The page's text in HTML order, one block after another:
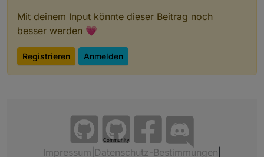
Mit deinem Input könnte dieser Beitrag noch
besser werden 💗
Registrieren Anmelden
Community
Impressum Datenschutz-Bestimmungen